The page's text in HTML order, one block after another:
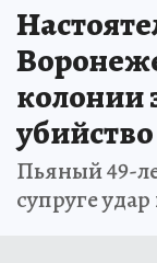
колонии
Пьяный 49-
супруге